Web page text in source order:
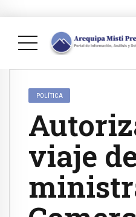
POLÍTICA
viaje